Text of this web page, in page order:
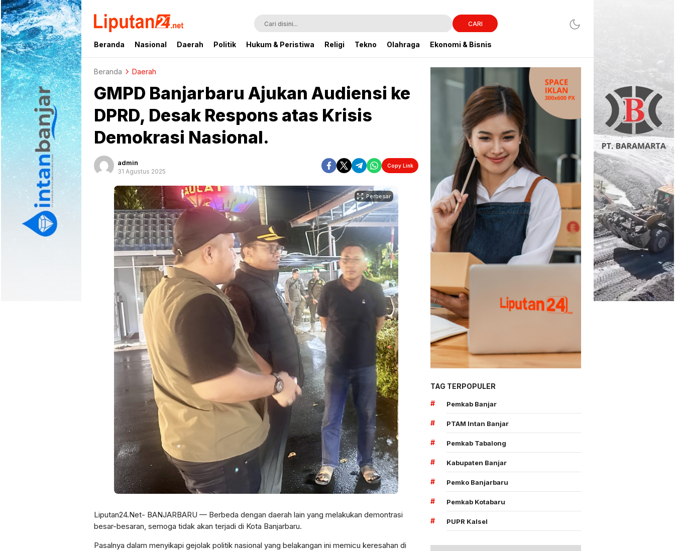
liputan24.net
CARI
Beranda Nasional Daerah Politik Hukum & Peristiwa Religi Tekno Olahraga Ekonomi & Bisnis
Beranda Daerah
GMPD Banjarbaru Ajukan Audiensi ke
DPRD, Desak Respons atas Krisis
Demokrasi Nasional.
admin
31 Agustus 2025
Copy Link
Perbesar
Liputan24.Net- BANJARBARU — Berbeda dengan daerah lain yang melakukan demontrasi
besar-besaran, semoga tidak akan terjadi di Kota Banjarbaru.
Pasalnya dalam menyikapi gejolak politik nasional yang belakangan ini memicu keresahan di
TAG TERPOPULER
#
Pemkab Banjar
# PTAM Intan Banjar
# Pemkab Tabalong
# Kabupaten Banjar
# Pemko Banjarbaru
# Pemkab Kotabaru
# PUPR Kalsel